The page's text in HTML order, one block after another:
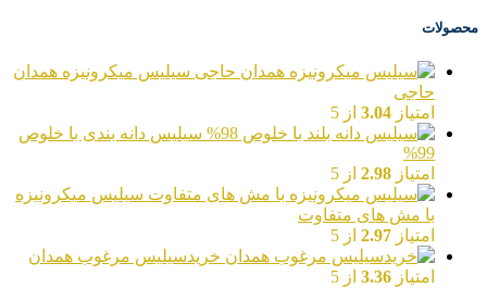
محصولات
سیلیس میکرونیزه همدان
حاجی
امتیاز 3.04 از 5
سیلیس دانه بندی با خلوص
99%
امتیاز 2.98 از 5
سیلیس میکرونیزه
با مش های متفاوت
امتیاز 2.97 از 5
خریدسیلیس مرغوب همدان
امتیاز 3.36 از 5